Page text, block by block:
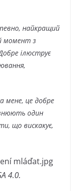
найкращий
момент з
ілюструє
мене, це добре
один
що вискакує,
4.0.